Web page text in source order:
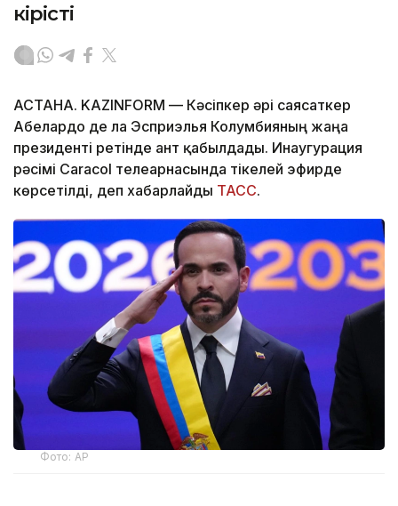
кірісті
АСТАНА. KAZINFORM — Кәсіпкер әрі саясаткер
Абелардо де ла Эсприэлья Колумбияның жаңа
президенті ретінде ант қабылдады. Инаугурация
рәсімі Caracol телеарнасында тікелей эфирде
көрсетілді, деп хабарлайды ТАСС.
Фото: AP